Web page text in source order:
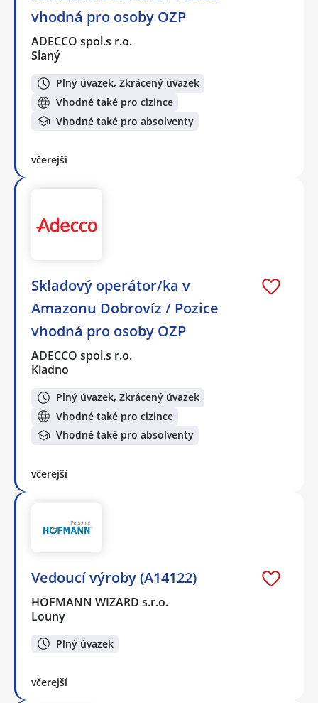
vhodná pro osoby OZP
ADECCO spol.s r.o.
Slaný
Plný úvazek, Zkrácený úvazek
Vhodné také pro cizince
Vhodné také pro absolventy
včerejší
Skladový operátor/ka v
Amazonu Dobrovíz / Pozice
vhodná pro osoby OZP
ADECCO spol.s r.o.
Kladno
Plný úvazek, Zkrácený úvazek
Vhodné také pro cizince
Vhodné také pro absolventy
včerejší
Vedoucí výroby (A14122)
HOFMANN WIZARD s.r.o.
Louny
Plný úvazek
včerejší